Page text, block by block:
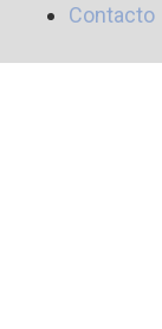
Contacto